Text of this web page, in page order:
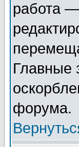
работа
Главные
форума.